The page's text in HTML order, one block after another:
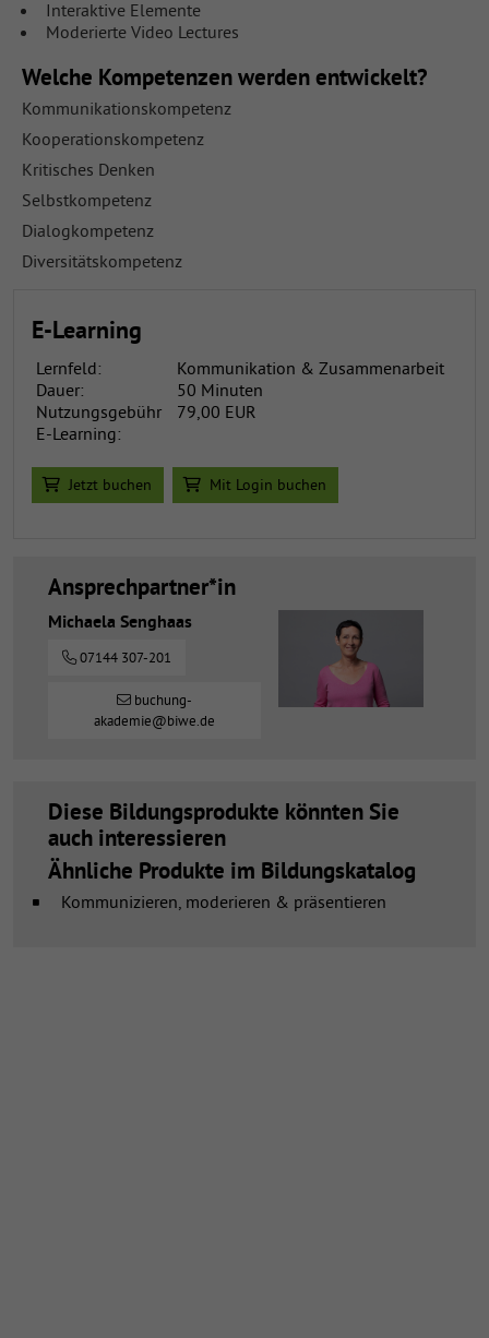
Interaktive Elemente
Moderierte Video Lectures
Welche Kompetenzen werden entwickelt?
Kommunikationskompetenz
Kooperationskompetenz
Kritisches Denken
Selbstkompetenz
Dialogkompetenz
Diversitätskompetenz
E-Learning
Lernfeld:
Kommunikation & Zusammenarbeit
Dauer:
50 Minuten
Nutzungsgebühr
E-Learning:
79,00 EUR
Jetzt buchen Mit Login buchen
Ansprechpartner*in
Michaela Senghaas
07144 307-201
buchung-
akademie@biwe.de
Diese Bildungsprodukte könnten Sie
auch interessieren
Ähnliche Produkte im Bildungskatalog
Kommunizieren, moderieren & präsentieren